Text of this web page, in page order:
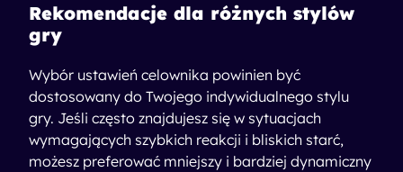
Rekomendacje dla różnych stylów
gry
Wybór ustawień celownika powinien być
dostosowany do Twojego indywidualnego stylu
gry. Jeśli często znajdujesz się w sytuacjach
wymagających szybkich reakcji i bliskich starć,
możesz preferować mniejszy i bardziej dynamiczny